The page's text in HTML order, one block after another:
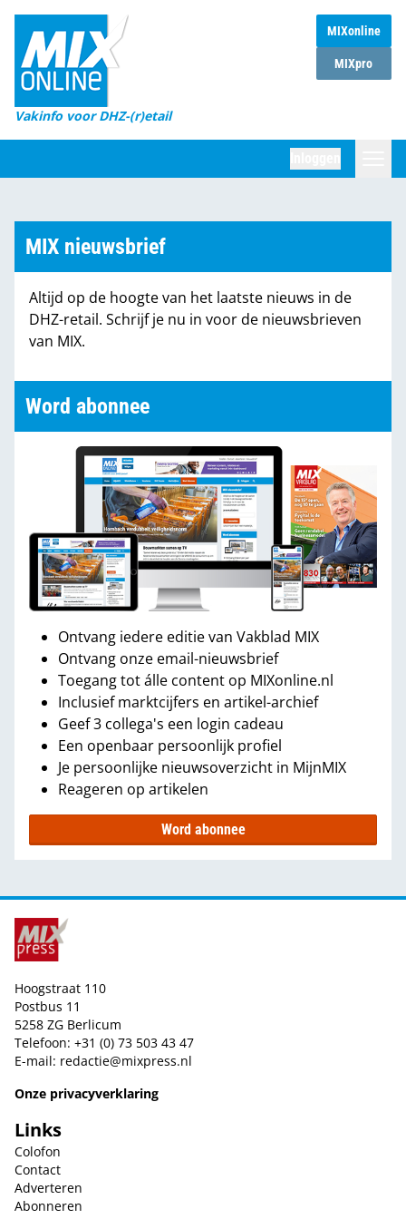
MIXonline
MIXpro
Vakinfo voor DHZ-(r)etail
Home
Magazines
DHZ Sessie
Marktcijfers
Partners
MIX nieuwsbrief
Altijd op de hoogte van het laatste nieuws in de
DHZ-retail. Schrijf je nu in voor de nieuwsbrieven
van MIX.
Word abonnee
Ontvang iedere editie van Vakblad MIX
Ontvang onze email-nieuwsbrief
Toegang tot álle content op MIXonline.nl
Inclusief marktcijfers en artikel-archief
Geef 3 collega's een login cadeau
Een openbaar persoonlijk profiel
Je persoonlijke nieuwsoverzicht in MijnMIX
Reageren op artikelen
Word abonnee
Hoogstraat 110
Postbus 11
5258 ZG Berlicum
Telefoon: +31 (0) 73 503 43 47
E-mail: redactie@mixpress.nl
Onze privacyverklaring
Links
Colofon
Contact
Adverteren
Abonneren